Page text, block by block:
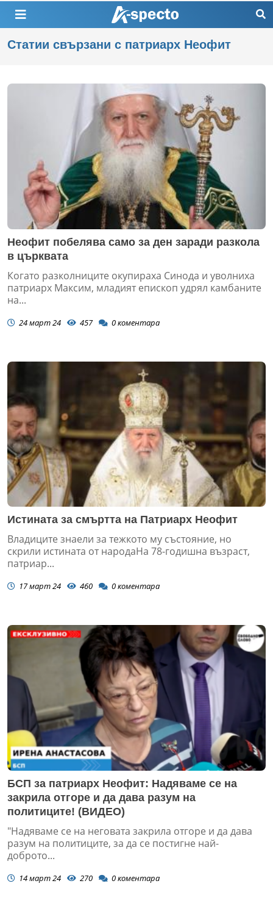
Статии свързани с патриарх Неофит
Неофит побелява само за ден заради разкола
в църквата
Когато разколниците окупираха Синода и уволниха
патриарх Максим, младият епископ удрял камбаните
на...
24 март 24 457 0коментара
Истината за смъртта на Патриарх Неофит
Владиците знаели за тежкото му състояние, но
скрили истината от народаНа 78-годишна възраст,
патриар...
17 март 24 460 0коментара
БСП за патриарх Неофит: Надяваме се на
закрила отгоре и да дава разум на
политиците! (ВИДЕО)
"Надяваме се на неговата закрила отгоре и да дава
разум на политиците, за да се постигне най-
доброто...
14 март 24 270 0коментара